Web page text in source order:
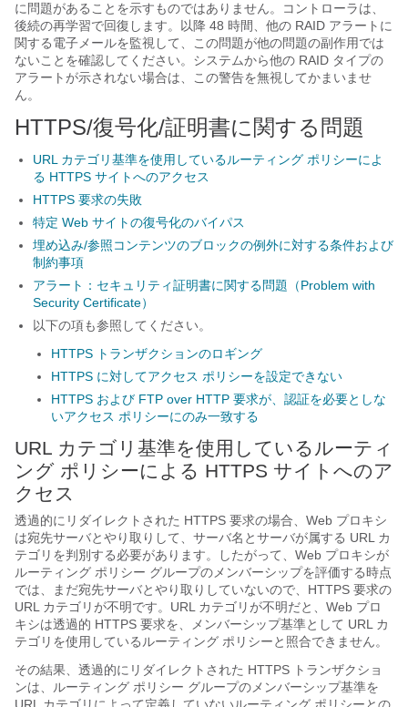
に問題があることを示すものではありません。コントローラは、
後続の再学習で回復します。以降 48 時間、他の RAID アラートに
関する電子メールを監視して、この問題が他の問題の副作用では
ないことを確認してください。システムから他の RAID タイプの
アラートが示されない場合は、この警告を無視してかまいませ
ん。
HTTPS/復号化/証明書に関する問題
URL カテゴリ基準を使用しているルーティング ポリシーによ
る HTTPS サイトへのアクセス
HTTPS 要求の失敗
特定 Web サイトの復号化のバイパス
埋め込み/参照コンテンツのブロックの例外に対する条件および
制約事項
アラート：セキュリティ証明書に関する問題（Problem with
Security Certificate）
以下の項も参照してください。
HTTPS トランザクションのロギング
HTTPS に対してアクセス ポリシーを設定できない
HTTPS および FTP over HTTP 要求が、認証を必要としな
いアクセス ポリシーにのみ一致する
URL カテゴリ基準を使用しているルーティ
ング ポリシーによる HTTPS サイトへのア
クセス
透過的にリダイレクトされた HTTPS 要求の場合、Web プロキシ
は宛先サーバとやり取りして、サーバ名とサーバが属する URL カ
テゴリを判別する必要があります。したがって、Web プロキシが
ルーティング ポリシー グループのメンバーシップを評価する時点
では、まだ宛先サーバとやり取りしていないので、HTTPS 要求の
URL カテゴリが不明です。URL カテゴリが不明だと、Web プロ
キシは透過的 HTTPS 要求を、メンバーシップ基準として URL カ
テゴリを使用しているルーティング ポリシーと照合できません。
その結果、透過的にリダイレクトされた HTTPS トランザクショ
ンは、ルーティング ポリシー グループのメンバーシップ基準を